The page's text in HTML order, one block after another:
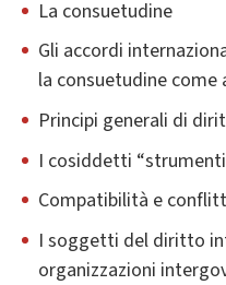
La consuetudine
Gli accordi
la consuetudine
Principi generali di
I cosiddetti
Compatibilità e
I soggetti del diritto
organizzazioni